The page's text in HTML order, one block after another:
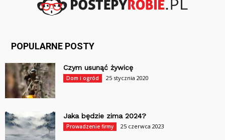
POPULARNE POSTY
Czym usunąć żywicę
Dom i ogród 25 stycznia 2020
Jaka będzie zima 2024?
Prowadzenie firmy 25 czerwca 2023